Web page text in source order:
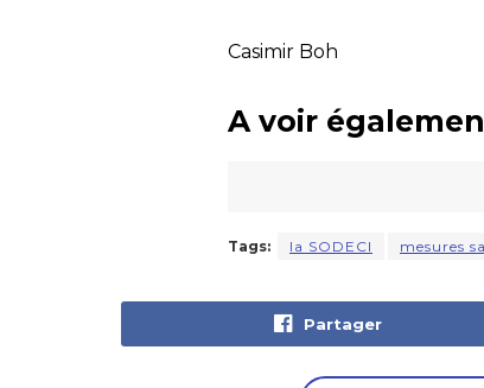
Casimir Boh
A voir
Tags: la SODECI mesures
Partager